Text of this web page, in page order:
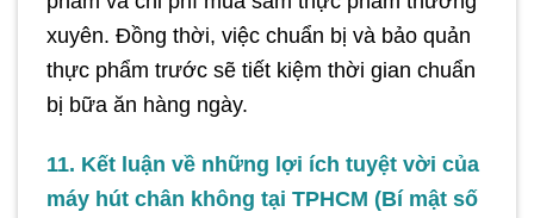
xuyên. Đồng thời, việc chuẩn bị và bảo quản
thực phẩm trước sẽ tiết kiệm thời gian chuẩn
bị bữa ăn hàng ngày.
11. Kết luận về những lợi ích tuyệt vời của
máy hút chân không tại TPHCM (Bí mật số